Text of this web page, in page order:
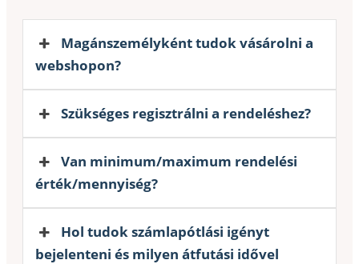
Magánszemélyként tudok vásárolni a
webshopon?
Szükséges regisztrálni a rendeléshez?
Van minimum/maximum rendelési
érték/mennyiség?
Hol tudok számlapótlási igényt
bejelenteni és milyen átfutási idővel